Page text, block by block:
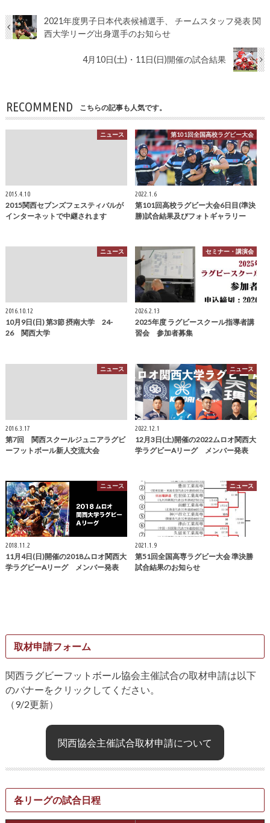
2021年度男子日本代表候補選手、 チームスタッフ発表 関
西大学リーグ出身選手のお知らせ
4月10日(土)・11日(日)開催の試合結果
RECOMMEND こちらの記事も人気です。
ニュース
2015.4.10
2015関西セブンズフェスティバルが
インターネットで中継されます
第101回全国高校ラグビー大会
2022.1.6
第101回高校ラグビー大会6日目(準決
勝)試合結果及びフォトギャラリー
ニュース
2016.10.12
10月9日(日) 第3節 摂南大学 24-
26 関西大学
セミナー・講演会
2026.2.13
2025年度 ラグビースクール指導者講
習会 参加者募集
ニュース
2016.3.17
第7回 関西スクールジュニアラグビ
ーフットボール新人交流大会
ニュース
2022.12.1
12月3日(土)開催の2022ムロオ関西大
学ラグビーAリーグ メンバー発表
ニュース
2018.11.2
11月4日(日)開催の2018ムロオ関西大
学ラグビーAリーグ メンバー発表
ニュース
2021.1.9
第51回全国高専ラグビー大会 準決勝
試合結果のお知らせ
取材申請フォーム
関西ラグビーフットボール協会主催試合の取材申請は以下
のバナーをクリックしてください。
（9/2更新）
関西協会主催試合取材申請について
各リーグの試合日程